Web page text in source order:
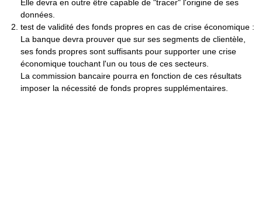
Elle devra en outre être capable de "tracer" l'origine de ses
données.
test de validité des fonds propres en cas de crise économique :
La banque devra prouver que sur ses segments de clientèle,
ses fonds propres sont suffisants pour supporter une crise
économique touchant l'un ou tous de ces secteurs.
La commission bancaire pourra en fonction de ces résultats
imposer la nécessité de fonds propres supplémentaires.